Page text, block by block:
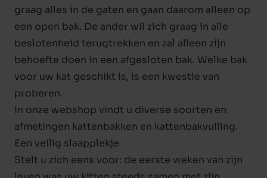
graag alles in de gaten en gaan daarom alleen op
een open bak. De ander wil zich graag in alle
beslotenheid terugtrekken en zal alleen zijn
behoefte doen in een afgesloten bak. Welke bak
voor uw kat geschikt is, is een kwestie van
proberen.
In onze webshop vindt u diverse soorten en
afmetingen kattenbakken en kattenbakvulling.
Een veilig slaapplekje
Stelt u zich eens voor: de eerste weken van zijn